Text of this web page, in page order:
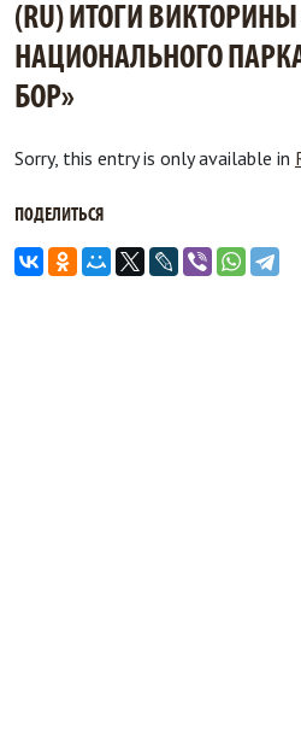
(RU) ИТОГИ
НАЦИОНАЛЬНОГО
БОР»
Sorry, this entry is only available in
ПОДЕЛИТЬСЯ